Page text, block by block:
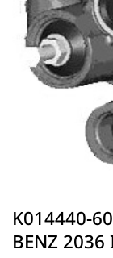
K014440-
BENZ 2036